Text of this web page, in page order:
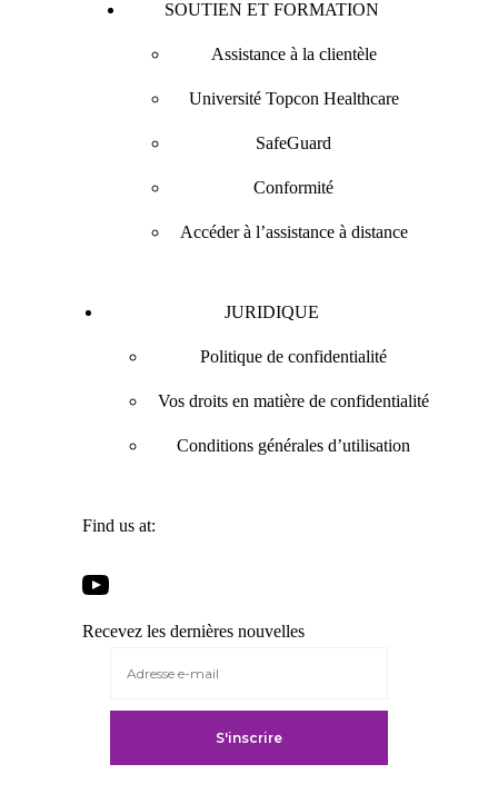
SOUTIEN ET FORMATION
Assistance à la clientèle
Université Topcon Healthcare
SafeGuard
Conformité
Accéder à l’assistance à distance
JURIDIQUE
Politique de confidentialité
Vos droits en matière de confidentialité
Conditions générales d’utilisation
Find us at:
Open
Facebook
a
Open
Twitter
a
Open
LinkedIn
a
Open
in
Recevez les dernières nouvelles